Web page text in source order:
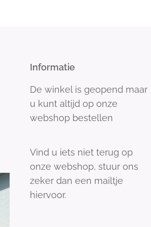
Informatie
De winkel is geopend maar
u kunt altijd op onze
webshop bestellen
Vind u iets niet terug op
onze webshop, stuur ons
zeker dan een mailtje
hiervoor.